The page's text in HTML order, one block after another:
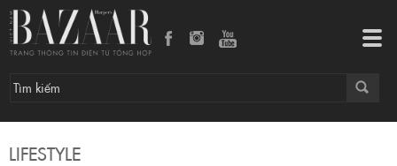
LIFESTYLE